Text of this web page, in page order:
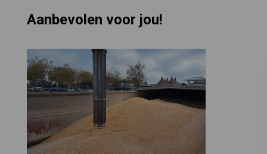
Aanbevolen voor jou!